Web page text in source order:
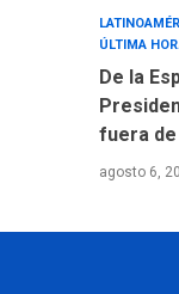
ÚLTIMA
De la
fuera
agosto 6,